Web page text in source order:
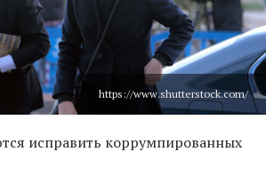
https://www.shutterstock.com/
исправить коррумпированных